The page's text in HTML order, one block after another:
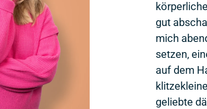
gut
mich
setzen,
auf dem
geliebte